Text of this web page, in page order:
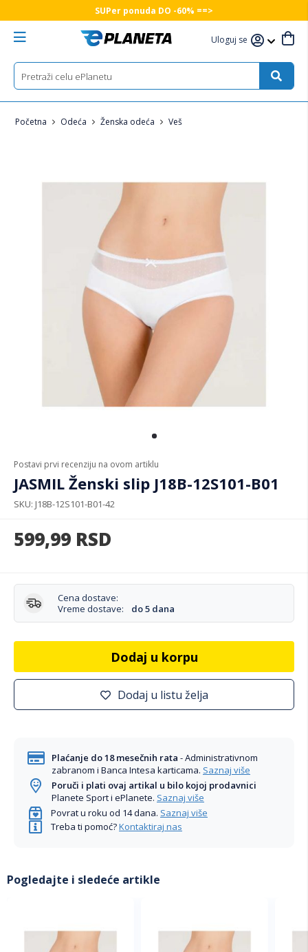
SUPer ponuda DO -60% ==>
Uloguj se
Početna Odeća Ženska odeća Veš
Postavi prvi recenziju na ovom artiklu
JASMIL Ženski slip J18B-12S101-B01
SKU J18B-12S101-B01-42
599,99 RSD
Cena dostave:
Vreme dostave:
do 5 dana
Dodaj u korpu
Dodaj u listu želja
Plaćanje do 18 mesečnih rata - Administrativnom
zabranom i Banca Intesa karticama. Saznaj više
Poruči i plati ovaj artikal u bilo kojoj prodavnici
Planete Sport i ePlanete. Saznaj više
Povrat u roku od 14 dana. Saznaj više
Treba ti pomoć?Kontaktiraj nas
Pogledajte i sledeće artikle